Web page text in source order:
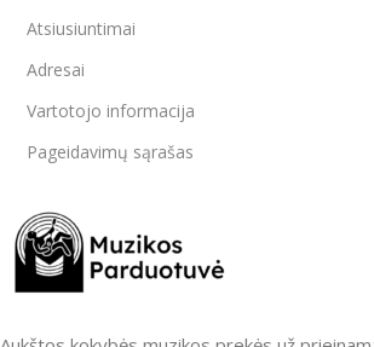
Atsiusiuntimai
Adresai
Vartotojo informacija
Pageidavimų sąrašas